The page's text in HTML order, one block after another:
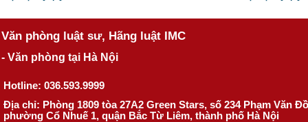
Văn phòng luật sư, Hãng luật IMC
- Văn phòng tại Hà Nội
Hotline: 036.593.9999
Địa chỉ: Phòng 1809 tòa 27A2 Green Stars, số 234 Phạm Văn
phường Cổ Nhuế 1, quận Bắc Từ Liêm, thành phố Hà Nội